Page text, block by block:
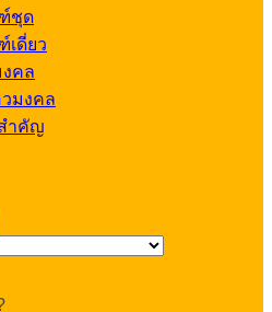
ชุด
ดี่ยว
คล
มงคล
ำคัญ